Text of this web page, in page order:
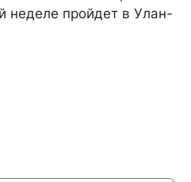
неделе пройдет в Улан-